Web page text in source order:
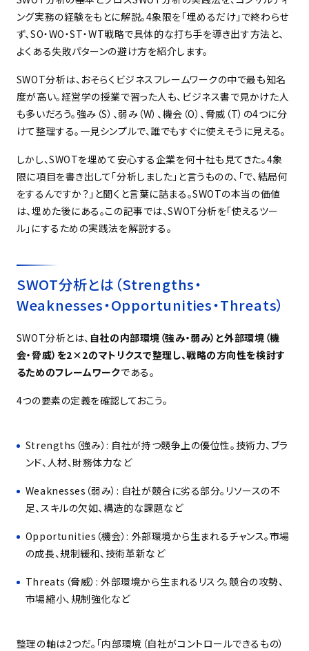
ング実務の経験をもとに解説。4象限を「埋めるだけ」で終わらせ
ず、SO・WO・ST・WT戦略で具体的な打ち手を導き出す方法と、
よくある失敗パターンの避け方を紹介します。
SWOT分析は、おそらくビジネスフレームワークの中で最も知名
度が高い。経営学の授業で習った人も、ビジネス書で見かけた人
も多いだろう。強み（S）、弱み（W）、機会（O）、脅威（T）の4つに分
けて整理する。一見シンプルで、誰でもすぐに使えそうに見える。
しかし、SWOTを埋めて安心する企業を何十社も見てきた。4象
限に項目を書き出して「分析しました」と言うものの、「で、結局何
をするんですか？」と聞くと言葉に詰まる。SWOTの本当の価値
は、埋めた後にある。この記事では、SWOT分析を「使えるツー
ル」にするための実践法を解説する。
SWOT分析とは（Strengths・
Weaknesses・Opportunities・Threats）
SWOT分析とは、 自社の内部環境（強み・弱み）と外部環境（機
会・脅威）を2×2のマトリクスで整理し、戦略の方向性を検討す
るためのフレームワークである。
4つの要素の定義を確認しておこう。
Strengths（強み）: 自社が持つ競争上の優位性。技術力、ブラ
ンド、人材、財務体力など
Weaknesses（弱み）: 自社が競合に劣る部分。リソースの不
足、スキルの欠如、構造的な課題など
Opportunities（機会）: 外部環境から生まれるチャンス。市場
の成長、規制緩和、技術革新など
Threats（脅威）: 外部環境から生まれるリスク。競合の攻勢、
市場縮小、規制強化など
整理の軸は2つだ。「内部環境（自社がコントロールできるもの）